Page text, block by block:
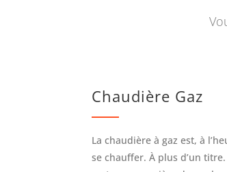
Chaudière Gaz
La chaudière à gaz est, à
se chauffer. À plus d’un